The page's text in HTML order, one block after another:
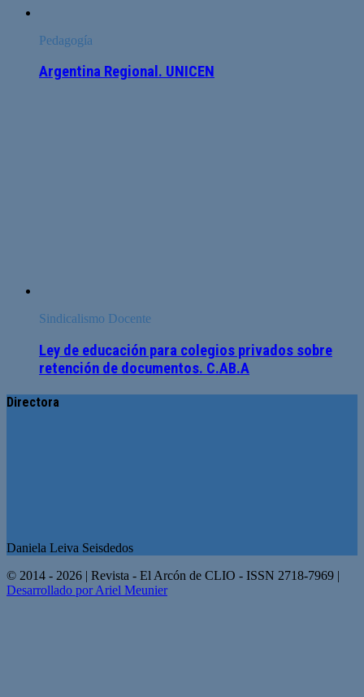
Pedagogía
Argentina Regional. UNICEN
Sindicalismo Docente
Ley de educación para colegios privados sobre
retención de documentos. C.AB.A
Directora
Daniela Leiva Seisdedos
© 2014 - 2026 | Revista - El Arcón de CLIO - ISSN 2718-7969 |
Desarrollado por Ariel Meunier